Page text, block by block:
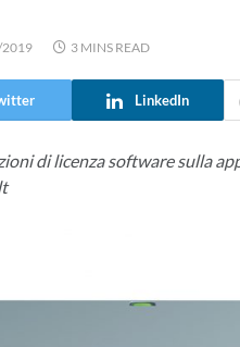
3 MINS READ
LinkedIn
di licenza software sulla